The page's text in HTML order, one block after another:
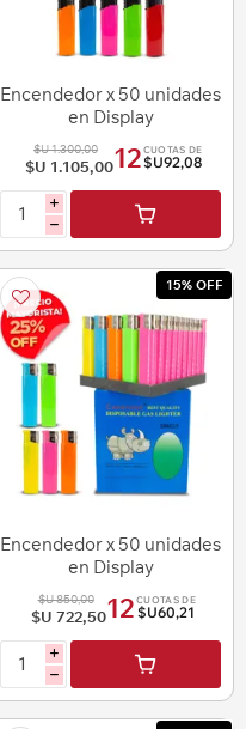
Encendedor x 50 unidades
en Display
$U 1.300,00
$U 1.105,0012 CUOTAS DE
$U92,08
i
h
15% OFF
Encendedor x 50 unidades
en Display
$U 850,00
$U 722,5012 CUOTAS DE
$U60,21
i
h